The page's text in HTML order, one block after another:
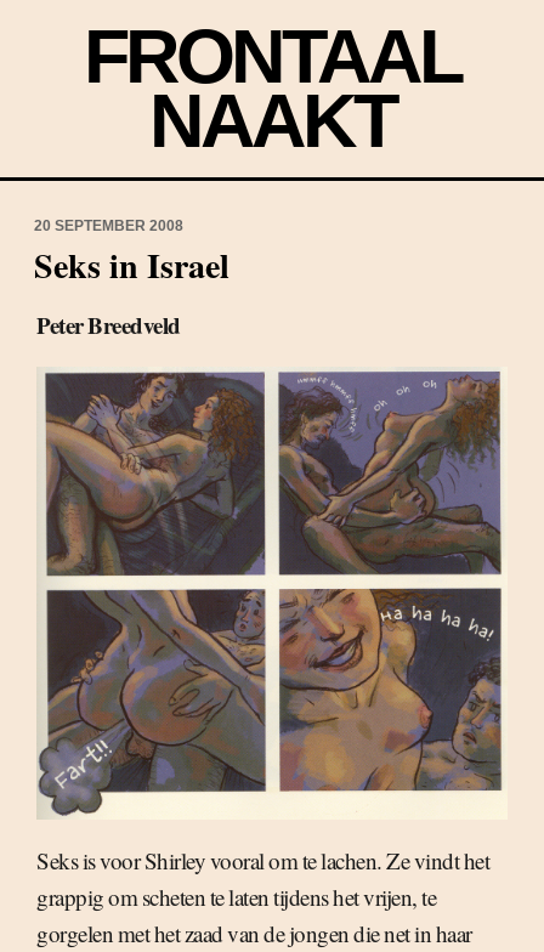
FRONTAAL
NAAKT
20 SEPTEMBER 2008
Seks in Israel
Peter Breedveld
Seks is voor Shirley vooral om te lachen. Ze vindt het
grappig om scheten te laten tijdens het vrijen, te
gorgelen met het zaad van de jongen die net in haar